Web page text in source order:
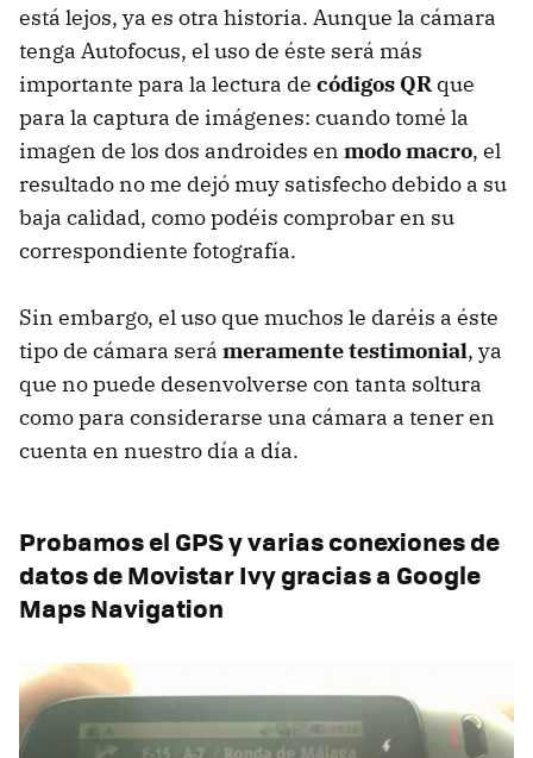
está lejos, ya es otra historia. Aunque la cámara
tenga Autofocus, el uso de éste será más
importante para la lectura de códigos QR que
para la captura de imágenes: cuando tomé la
imagen de los dos androides en modo macro, el
resultado no me dejó muy satisfecho debido a su
baja calidad, como podéis comprobar en su
correspondiente fotografía.
Sin embargo, el uso que muchos le daréis a éste
tipo de cámara será meramente testimonial, ya
que no puede desenvolverse con tanta soltura
como para considerarse una cámara a tener en
cuenta en nuestro día a día.
Probamos elGPSy varias conexiones de
datos de Movistar Ivy gracias a Google
Maps Navigation